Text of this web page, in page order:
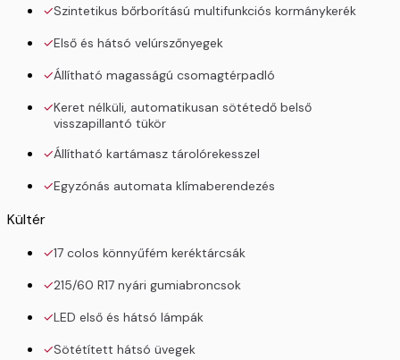
Szintetikus bőrborítású multifunkciós kormánykerék
Első és hátsó velúrszőnyegek
Állítható magasságú csomagtérpadló
Keret nélküli, automatikusan sötétedő belső
visszapillantó tükör
Állítható kartámasz tárolórekesszel
Egyzónás automata klímaberendezés
Kültér
17 colos könnyűfém keréktárcsák
215/60 R17 nyári gumiabroncsok
LED első és hátsó lámpák
Sötétített hátsó üvegek